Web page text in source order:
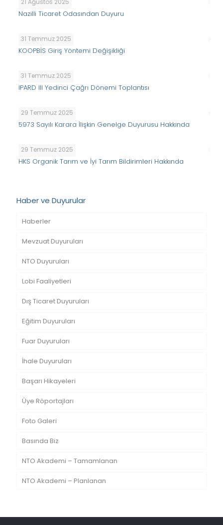
Nazilli Ticaret Odasından Duyuru
31 Temmuz 2025
KOOPBİS Giriş Yöntemi Değişikliği
31 Temmuz 2025
IPARD III Yedinci Çağrı Dönemi Toplantısı
29 Temmuz 2025
5973 Sayılı Karara İlişkin Genelge Duyurusu Hakkında
29 Temmuz 2025
HKS Organik Tarım ve İyi Tarım Bildirimleri Hakkında
Haber ve Duyurular
Haberler
Mevzuat Duyuruları
NTO Duyuruları
Lobi Faaliyetleri
Dış Ticaret Duyuruları
Eğitim Duyuruları
Fuar Duyuruları
İhale Duyuruları
Başarı Hikayeleri
Üye Röportajları
Foto Galeri
Basında Biz
NTO Akademi – Tamamlanan
NTO Akademi – Planlanan